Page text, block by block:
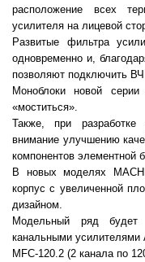
расположение всех
усилителя на лицевой
Развитые фильтра
одновременно и,
позволяют подключить
Моноблоки новой
«моститься».
Также, при
внимание улучшению
компонентов элементной
В новых моделях
корпус с увеличенной
дизайном.
Модельный ряд
канальными
MFC-120.2 (2 канала по